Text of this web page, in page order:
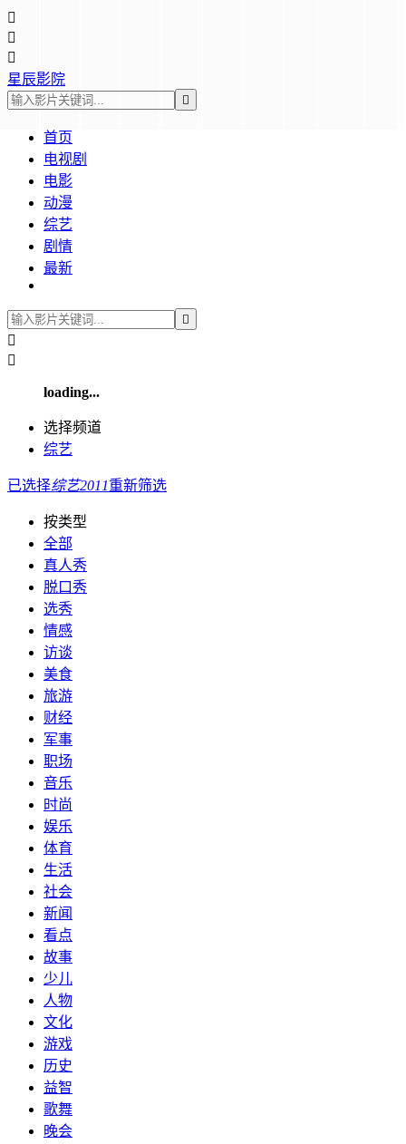



星辰影院

首页
电视剧
电影
动漫
综艺
剧情
最新



loading...
选择频道
综艺
已选择综艺2011重新筛选
按类型
全部
真人秀
脱口秀
选秀
情感
访谈
美食
旅游
财经
军事
职场
音乐
时尚
娱乐
体育
生活
社会
新闻
看点
故事
少儿
人物
文化
游戏
历史
益智
歌舞
晚会